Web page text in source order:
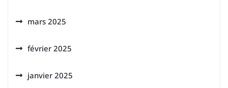
mars 2025
février 2025
janvier 2025